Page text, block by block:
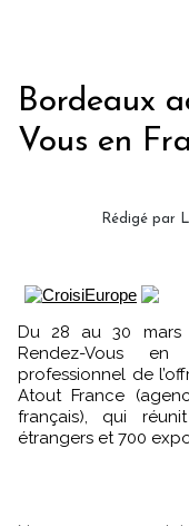
Bordeaux
Vous en
Rédigé par
Du 28 au 30 mars prochains Bordeaux accueillera «
Rendez-Vous
professionnel de
Atout France
français), qui
étrangers et 700